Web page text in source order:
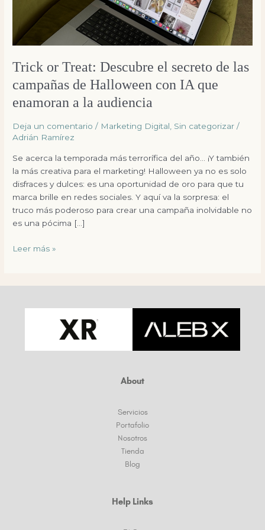
Trick or Treat: Descubre el secreto de las
campañas de Halloween con IA que
enamoran a la audiencia
Deja un comentario / Marketing Digital, Sin categorizar /
Adrián Ramírez
Se acerca la temporada más terrorífica del año… ¡Y también
la más creativa para el marketing! Halloween ya no es solo
disfraces y dulces: es una oportunidad de oro para que tu
marca brille en redes sociales. Y aquí va la sorpresa: el
truco más poderoso para crear una campaña inolvidable no
es una pócima […]
campañas
de
Halloween
IA
que
enamoran
la
audiencia
Leer más »
About
Servicios
Portafolio
Nosotros
Tienda
Blog
Help Links